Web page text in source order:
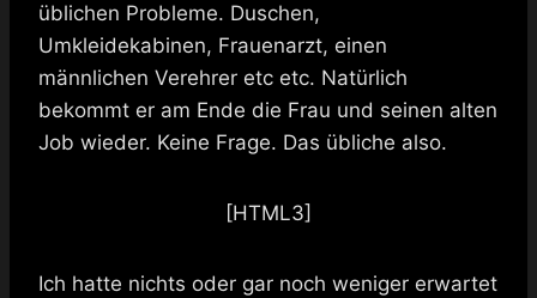
üblichen Probleme. Duschen,
Umkleidekabinen, Frauenarzt, einen
männlichen Verehrer etc etc. Natürlich
bekommt er am Ende die Frau und seinen alten
Job wieder. Keine Frage. Das übliche also.
[HTML3]
Ich hatte nichts oder gar noch weniger erwartet